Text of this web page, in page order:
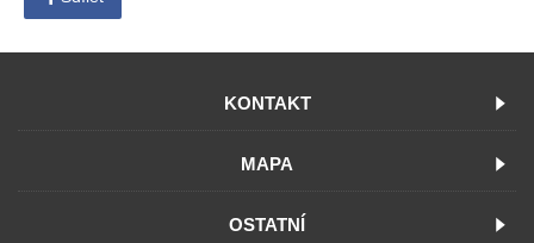
KONTAKT
MAPA
OSTATNÍ